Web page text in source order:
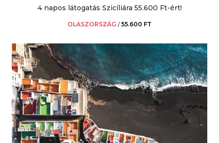
4 napos látogatás Szicíliára 55.600 Ft-ért!
OLASZORSZÁG /55.600 FT